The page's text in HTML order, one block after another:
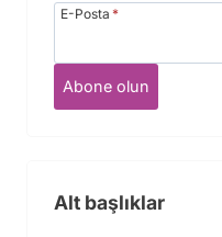
E-Posta *
Abone olun
Alt başlıklar